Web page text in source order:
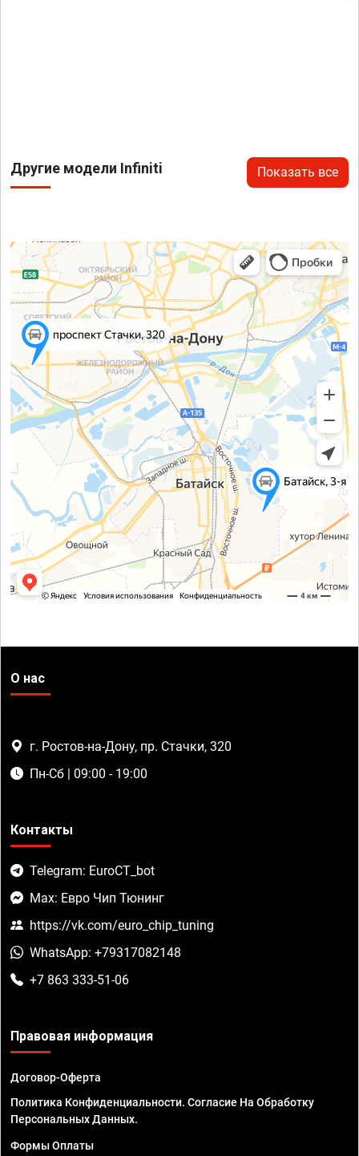
Другие модели Infiniti Показать все
О нас
г. Ростов-на-Дону, пр. Стачки, 320
Пн-Сб | 09:00 - 19:00
Контакты
Telegram: EuroCT_bot
Max: Евро Чип Тюнинг
https://vk.com/euro_chip_tuning
WhatsApp: +79317082148
+7 863 333-51-06
Правовая информация
Договор-Оферта
Политика Конфиденциальности. Согласие На Обработку
Персональных Данных.
Формы Оплаты